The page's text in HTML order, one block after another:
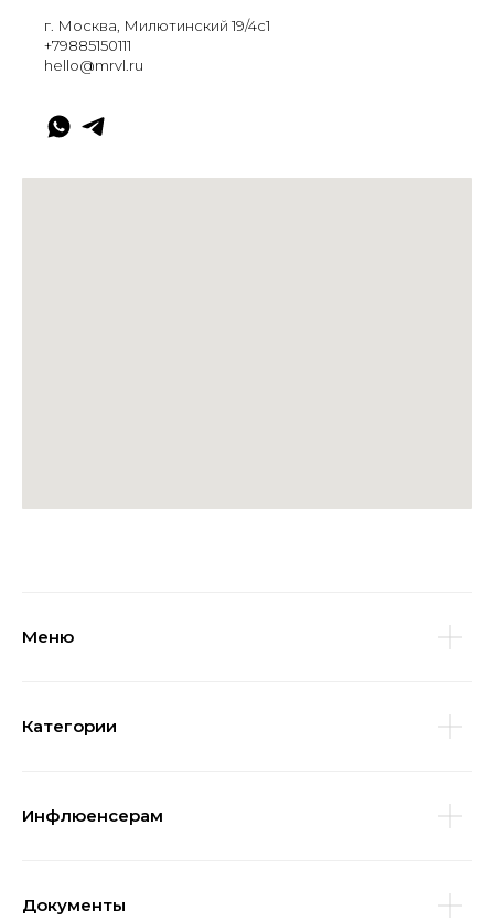
г. Москва, Милютинский 19/4с1
+79885150111
hello@mrvl.ru
Меню
Категории
Инфлюенсерам
Документы